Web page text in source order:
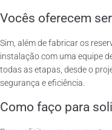
Vocês oferecem
Sim, além de fabricar os
instalação com uma equipe
todas as etapas, desde o
segurança e eficiência.
Como faço para